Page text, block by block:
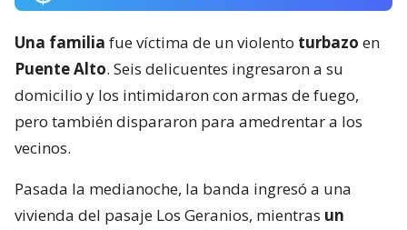
Una familia fue víctima de un violento turbazo en
Puente Alto. Seis delicuentes ingresaron a su
domicilio y los intimidaron con armas de fuego,
pero también dispararon para amedrentar a los
vecinos.
Pasada la medianoche, la banda ingresó a una
vivienda del pasaje Los Geranios, mientras un